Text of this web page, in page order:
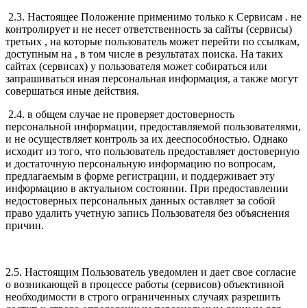
2.3. Настоящее Положение применимо только к Сервисам . не
контролирует и не несет ответственность за сайты (сервисы)
третьих , на которые пользователь может перейти по ссылкам,
доступным на , в том числе в результатах поиска. На таких
сайтах (сервисах) у пользователя может собираться или
запрашиваться иная персональная информация, а также могут
совершаться иные действия.
2.4. в общем случае не проверяет достоверность
персональной информации, предоставляемой пользователями,
и не осуществляет контроль за их дееспособностью. Однако
исходит из того, что пользователь предоставляет достоверную
и достаточную персональную информацию по вопросам,
предлагаемым в форме регистрации, и поддерживает эту
информацию в актуальном состоянии. При предоставлении
недостоверных персональных данных оставляет за собой
право удалить учетную запись Пользователя без объяснения
причин.
2.5. Настоящим Пользователь уведомлен и дает свое согласие
о возникающей в процессе работы (сервисов) объективной
необходимости в строго ограниченных случаях разрешить